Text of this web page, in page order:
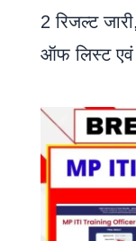
2 रिजल्ट
ऑफ लिस्ट एवं